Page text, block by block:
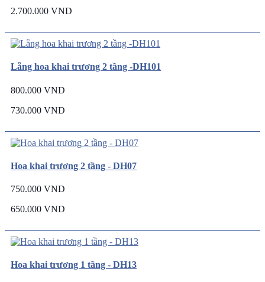
2.700.000 VND
Lẵng hoa khai trương 2 tầng -DH101
800.000 VND
730.000 VND
Hoa khai trương 2 tầng - DH07
750.000 VND
650.000 VND
Hoa khai trương 1 tầng - DH13